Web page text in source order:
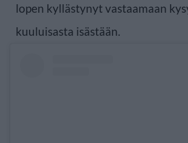
lopen kyllästynyt vastaamaan
kuuluisasta isästään.